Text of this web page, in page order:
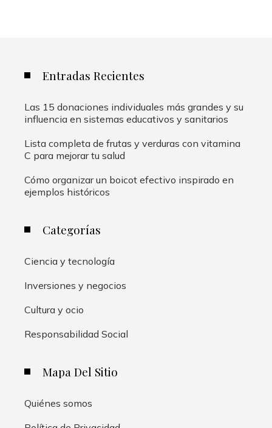
Entradas Recientes
Las 15 donaciones individuales más grandes y su
influencia en sistemas educativos y sanitarios
Lista completa de frutas y verduras con vitamina
C para mejorar tu salud
Cómo organizar un boicot efectivo inspirado en
ejemplos históricos
Categorías
Ciencia y tecnología
Inversiones y negocios
Cultura y ocio
Responsabilidad Social
Mapa Del Sitio
Quiénes somos